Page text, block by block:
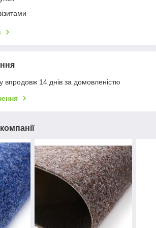
впродовж 14 днів за домовленістю